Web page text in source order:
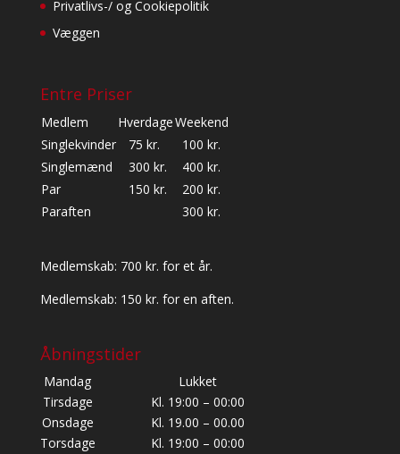
Privatlivs-/ og Cookiepolitik
Væggen
Entre Priser
Medlem HverdageWeekend
Singlekvinder
75 kr.
100 kr.
Singlemænd
300 kr.
400 kr.
Par
150 kr.
200 kr.
Paraften
300 kr.
Medlemskab: 700 kr. for et år.
Medlemskab: 150 kr. for en aften.
Åbningstider
Mandag
Lukket
Tirsdage
Kl. 19:00 – 00:00
Onsdage
Kl. 19.00 – 00.00
Torsdage
Kl. 19:00 – 00:00